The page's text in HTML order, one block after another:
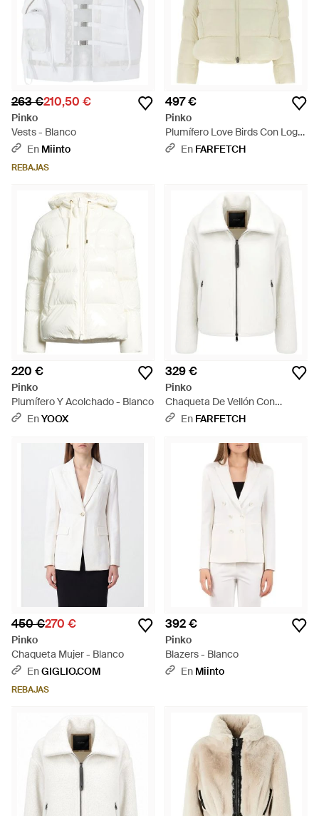
263 €210,50 €
Pinko
Vests - Blanco
En Miinto
REBAJAS
497 €
Pinko
Plumífero Love Birds Con Logo
- Blanco
En FARFETCH
220 €
Pinko
Plumífero Y Acolchado - Blanco
EnYOOX
329 €
Pinko
Chaqueta De Vellón Con
Cremallera - Blanco
En FARFETCH
450 €270 €
Pinko
Chaqueta Mujer - Blanco
EnGIGLIO.COM
REBAJAS
392 €
Pinko
Blazers - Blanco
En Miinto